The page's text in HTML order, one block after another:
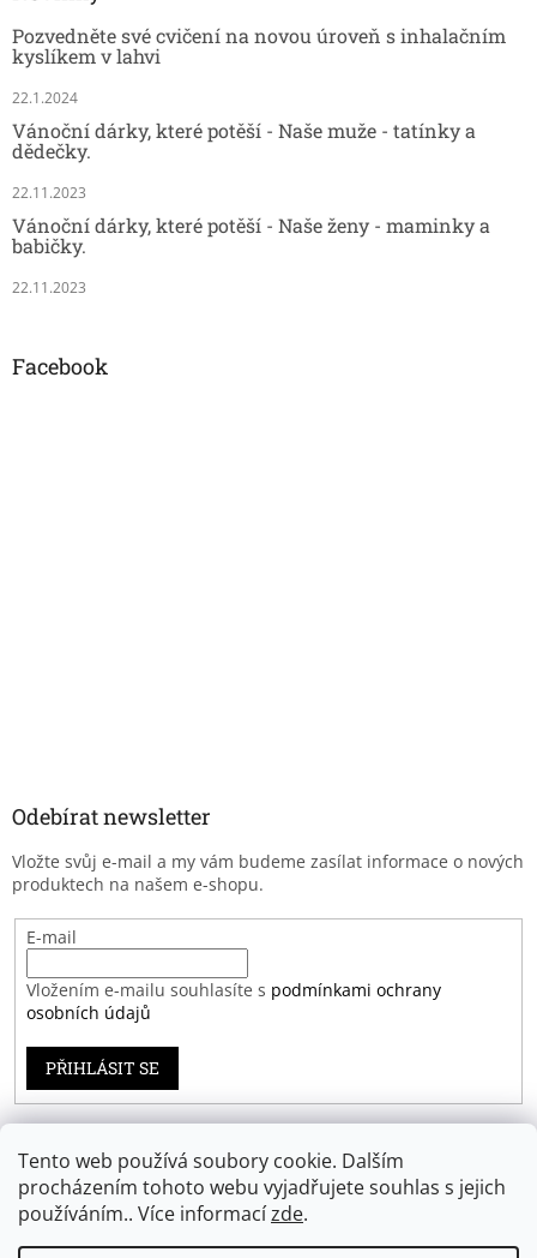
Tento web používá soubory cookie. Dalším
procházením tohoto webu vyjadřujete souhlas s jejich
používáním.. Více informacízde.
Pozvedněte své cvičení na novou úroveň s inhalačním
kyslíkem v lahvi
22.1.2024
Vánoční dárky, které potěší - Naše muže - tatínky a
dědečky.
22.11.2023
Vánoční dárky, které potěší - Naše ženy - maminky a
babičky.
22.11.2023
Facebook
Odebírat newsletter
Vložte svůj e-mail a my vám budeme zasílat informace o nových
produktech na našem e-shopu.
E-mail
Vložením e-mailu souhlasíte s podmínkami ochrany
osobních údajů
PŘIHLÁSIT SE
Záruka spokojenosti